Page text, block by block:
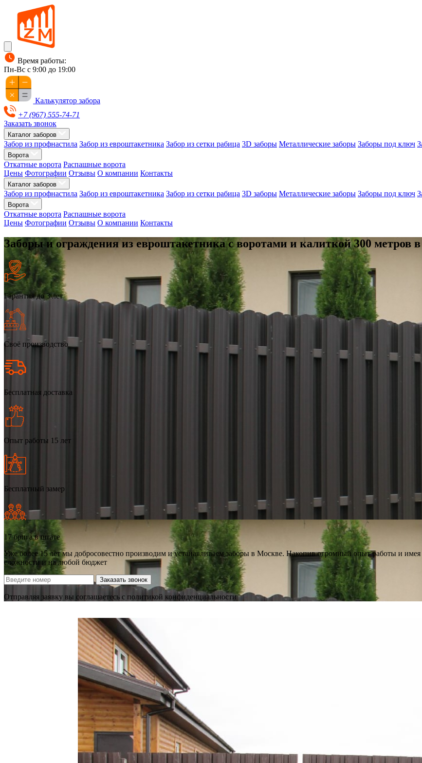
Время работы:
Пн-Вс с 9:00 до 19:00
Калькулятор забора
+7 (967) 555-74-71
Заказать звонок
Каталог заборов
Забор из профнастила Забор из евроштакетника Забор из сетки рабица 3D заборы Металлические заборы Заборы под ключ
Ворота
Откатные ворота Распашные ворота
Цены Фотографии Отзывы О компании Контакты
Каталог заборов
Забор из профнастила Забор из евроштакетника Забор из сетки рабица 3D заборы Металлические заборы Заборы под ключ
Ворота
Откатные ворота Распашные ворота
Цены Фотографии Отзывы О компании Контакты
Заборы и ограждения из евроштакетника с воротами и калиткой 300 метров
Гарантия до 3 лет
Своё производство
Бесплатная доставка
Опыт работы 15 лет
Бесплатный замер
17 брига в штате
Уже более 15 лет мы добросовестно производим и устанавливаем заборы в Москве. Накопив огромный опыт работы и
сложности и на любой бюджет
Заказать звонок
Отправляя заявку вы соглашаетесь с политикой конфиденциальности